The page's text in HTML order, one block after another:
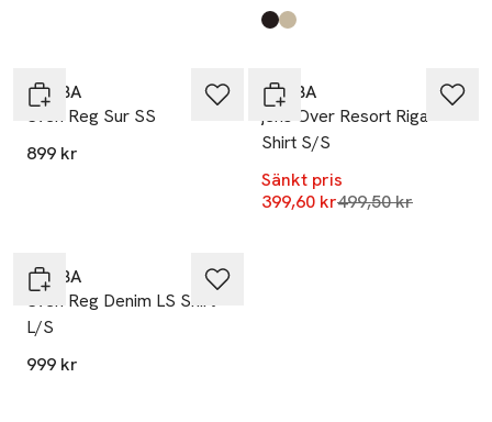
Produkten finns i färgerna:
Black
Alfa Green
GABBA
Sven Reg Sur SS
899 kr
GABBA
jens Over Resort Riga
Shirt S/S
Sänkt pris
399,60 krLägsta pris 30
499,50 kr
GABBA
Sven Reg Denim LS Shirt
L/S
999 kr